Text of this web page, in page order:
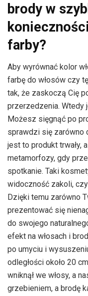
brody w
farby?
Aby wyrównać kolor
farbę do włosów czy
tak, że zaskoczą Cię
przerzedzenia. Wtedy
Możesz sięgnąć po
sprawdzi się zarówno
jest to produkt trwały,
metamorfozy, gdy
spotkanie. Taki
widoczność zakoli,
Dzięki temu zarówno
prezentować się
do swojego
efekt na włosach i
po umyciu i
odległości około 20
wniknął we włosy, a
grzebieniem, a brodę